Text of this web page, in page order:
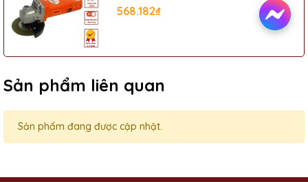
568.182₫
Sản phẩm liên quan
Sản phẩm đang được cập nhật.